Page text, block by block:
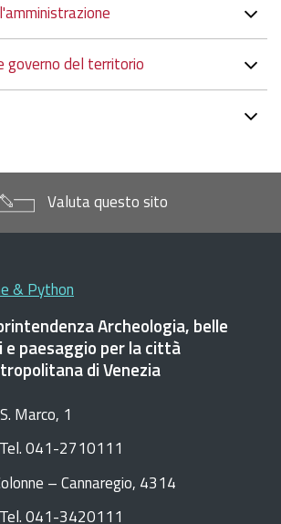
governo del territorio
Valuta questo sito
& Python
Archeologia, belle
e paesaggio per la città
di Venezia
Marco, 1
041-2710111
– Cannaregio, 4314
Tel. 041-3420111